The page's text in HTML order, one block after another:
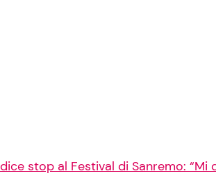
stop al Festival di Sanremo: “Mi